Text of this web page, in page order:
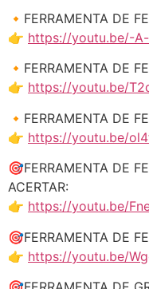
🔸FERRAMENTA DE
👉 https://youtu.be/-A-
🔸FERRAMENTA DE
👉 https://youtu.be/
🔸FERRAMENTA DE
👉 https://youtu.be/
🎯FERRAMENTA DE
ACERTAR:
👉 https://youtu.be/
🎯FERRAMENTA DE
👉 https://youtu.be/